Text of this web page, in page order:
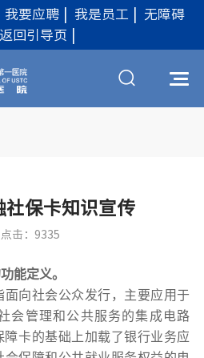
我要应聘 我是员工
无障碍
返回引导页
社保卡知识宣传
点击：9335
能定义。
向社会公众发行，主要应用于
会管理和公共服务的集成电路
障卡的基础上加载 了银行业务应